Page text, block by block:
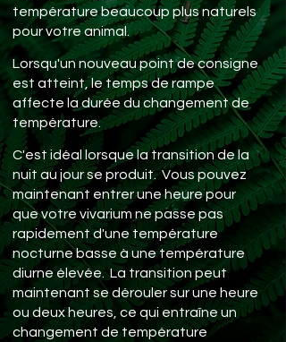
température beaucoup plus naturels
pour votre animal.
Lorsqu'un nouveau point de consigne
est atteint, le temps de rampe
affecte la durée du changement de
température.
C'est idéal lorsque la transition de la
nuit au jour se produit. Vous pouvez
maintenant entrer une heure pour
que votre vivarium ne passe pas
rapidement d'une température
nocturne basse à une température
diurne élevée. La transition peut
maintenant se dérouler sur une heure
ou deux heures, ce qui entraîne un
changement de température